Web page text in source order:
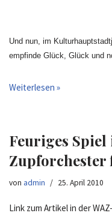
Und nun, im
empfinde Glück, Glück und
Weiterlesen »
Feuriges
Zupforchester
von admin 25. April 2010
Link zum Artikel in der